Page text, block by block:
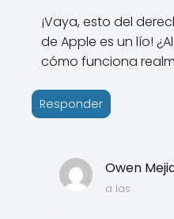
¡Vaya, esto del
de Apple es un lío!
cómo funciona
Responder
Owen
a las